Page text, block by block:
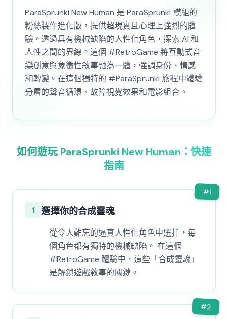
ParaSprunki New Human 是 ParaSprunki 模組的
粉絲製作進化版，提供超現實且心理上強烈的體
驗。透過具有機械缺陷的人性化角色，探索 AI 和
人性之間的界線。這個 #RetroGame 將互動式音
樂創意與象徵性敘事融為一體，強調身份、情感
和轉變。在這個獨特的 #ParaSprunki 旅程中體驗
分層的聲音循環、故障視覺效果和電影組合。
如何遊玩 ParaSprunki New Human：快速
指南
#1
1 選擇你的合成靈魂
從令人難忘的逼真人性化角色中選擇，每
個角色都有獨特的機械缺陷。 在這個
#RetroGame 體驗中，這些「合成靈魂」
是解鎖遊戲敘事的關鍵。
#2